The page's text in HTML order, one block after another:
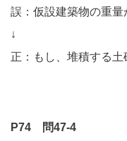
誤：仮設建築物の重
↓
正：もし、堆積する
P74 問47-4